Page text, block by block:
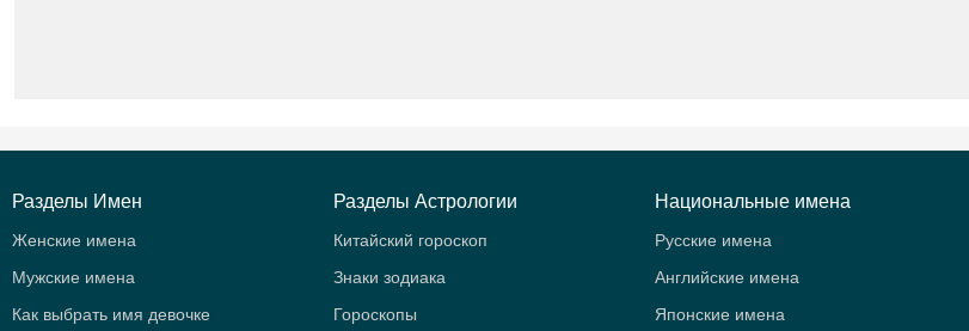
Разделы Имен
Женские имена
Мужские имена
Как выбрать имя девочке
Разделы Астрологии
Китайский гороскоп
Знаки зодиака
Гороскопы
Национальные имена
Русские имена
Английские имена
Японские имена